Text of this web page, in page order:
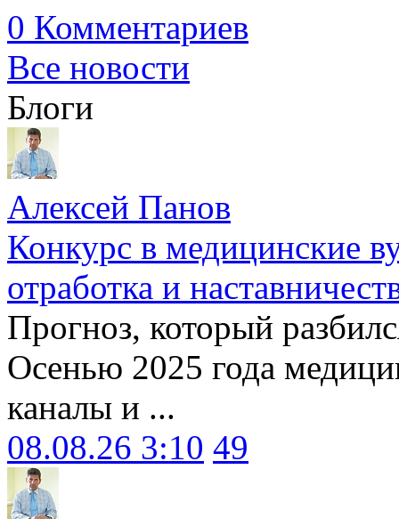
0 Комментариев
Все новости
Блоги
Алексей Панов
Конкурс в медицинские
отработка и
Прогноз, который
Осенью 2025 года
каналы и ...
08.08.26 3:10 49